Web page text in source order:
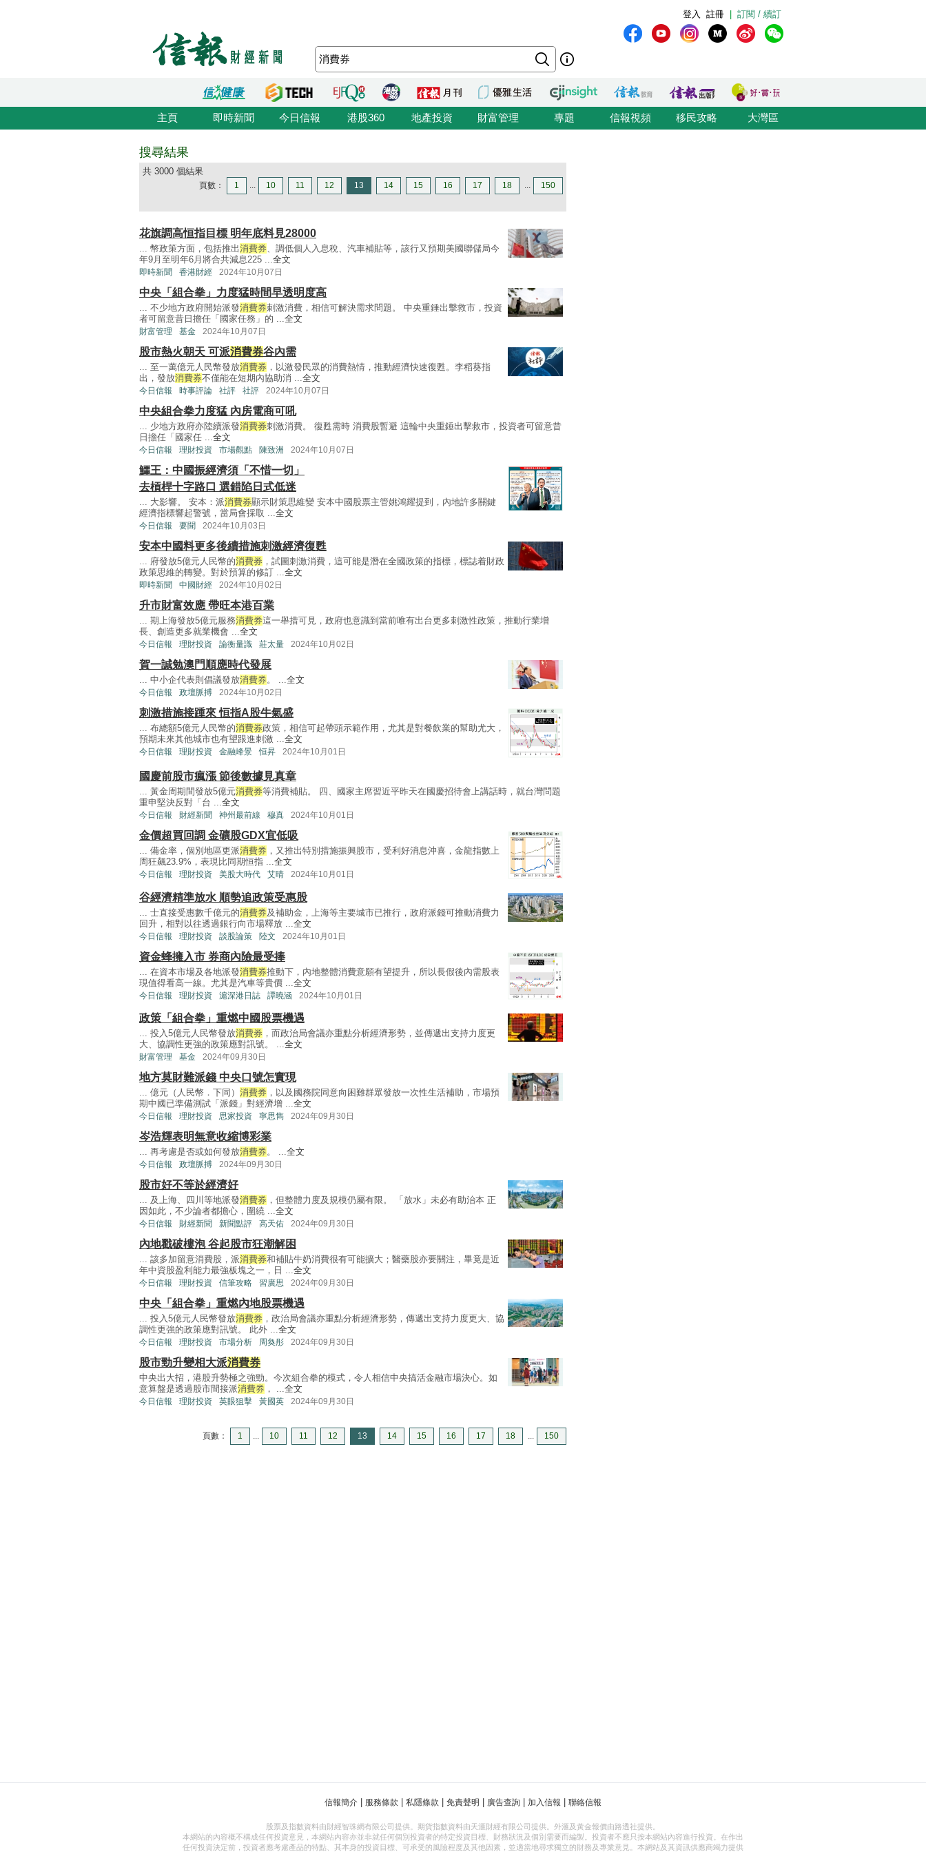
訂閱 / 續訂
註冊
登入
主頁 即時新聞 今日信報 港股360 地產投資 財富管理 專題 信報視頻 移民攻略 大灣區
搜尋結果
共 3000 個結果
頁數： 1 ... 10 11 12 13 14 15 16 17 18 ... 150
花旗調高恒指目標 明年底料見28000
... 幣政策方面，包括推出消費券、調低個人入息稅、汽車補貼等，該行又預期美國聯儲局今
年9月至明年6月將合共減息225 ...全文
即時新聞 香港財經 2024年10月07日
中央「組合拳」力度猛時間早透明度高
... 不少地方政府開始派發消費券刺激消費，相信可解決需求問題。 中央重錘出擊救市，投資
者可留意昔日擔任「國家任務」的 ...全文
財富管理 基金 2024年10月07日
股市熱火朝天 可派消費券谷內需
... 至一萬億元人民幣發放消費券 ，以激發民眾的消費熱情，推動經濟快速復甦。李稻葵指
出，發放消費券不僅能在短期內協助消 ...全文
今日信報 時事評論 社評 社評 2024年10月07日
中央組合拳力度猛 內房電商可吼
... 少地方政府亦陸續派發消費券刺激消費。 復甦需時 消費股暫避 這輪中央重錘出擊救市，投資者可留意昔
日擔任「國家任 ...全文
今日信報 理財投資 市場觀點 陳致洲 2024年10月07日
鱷王：中國振經濟須「不惜一切」
去槓桿十字路口 選錯陷日式低迷
... 大影響。 安本：派消費券顯示財策思維變 安本中國股票主管姚鴻耀提到，內地許多關鍵
經濟指標響起警號，當局會採取 ...全文
今日信報 要聞 2024年10月03日
安本中國料更多後續措施刺激經濟復甦
... 府發放5億元人民幣的消費券 ，試圖刺激消費，這可能是潛在全國政策的指標，標誌着財政
政策思維的轉變。對於預算的修訂 ...全文
即時新聞 中國財經 2024年10月02日
升市財富效應 帶旺本港百業
... 期上海發放5億元服務消費券這一舉措可見，政府也意識到當前唯有出台更多刺激性政策，推動行業增
長、創造更多就業機會 ...全文
今日信報 理財投資 論衡量識 莊太量 2024年10月02日
賀一誠勉澳門順應時代發展
... 中小企代表則倡議發放消費券。 ...全文
今日信報 政壇脈搏 2024年10月02日
刺激措施接踵來 恒指A股牛氣盛
... 布總額5億元人民幣的消費券政策，相信可起帶頭示範作用，尤其是對餐飲業的幫助尤大，
預期未來其他城市也有望跟進刺激 ...全文
今日信報 理財投資 金融峰景 恒昇 2024年10月01日
國慶前股市瘋漲 節後數據見真章
... 黃金周期間發放5億元消費券等消費補貼。 四、國家主席習近平昨天在國慶招待會上講話時，就台灣問題
重申堅決反對「台 ...全文
今日信報 財經新聞 神州最前線 穆真 2024年10月01日
金價超買回調 金礦股GDX宜低吸
... 備金率，個別地區更派消費券 ，又推出特別措施振興股市，受利好消息沖喜，金龍指數上
周狂飆23.9%，表現比同期恒指 ...全文
今日信報 理財投資 美股大時代 艾晴 2024年10月01日
谷經濟精準放水 順勢追政策受惠股
... 士直接受惠數千億元的消費券及補助金，上海等主要城市已推行，政府派錢可推動消費力
回升，相對以往透過銀行向市場釋放 ...全文
今日信報 理財投資 談股論策 陸文 2024年10月01日
資金蜂擁入市 券商內險最受捧
... 在資本市場及各地派發消費券推動下，內地整體消費意願有望提升，所以長假後內需股表
現值得看高一線。尤其是汽車等貴價 ...全文
今日信報 理財投資 滬深港日誌 譚曉涵 2024年10月01日
政策「組合拳」重燃中國股票機遇
... 投入5億元人民幣發放消費券 ，而政治局會議亦重點分析經濟形勢，並傳遞出支持力度更
大、協調性更強的政策應對訊號。 ... 全文
財富管理 基金 2024年09月30日
地方莫財難派錢 中央口號怎實現
... 億元（人民幣．下同） 消費券 ，以及國務院同意向困難群眾發放一次性生活補助，市場預
期中國已準備測試「派錢」對經濟增 ... 全文
今日信報 理財投資 思家投資 寧思雋 2024年09月30日
岑浩輝表明無意收縮博彩業
... 再考慮是否或如何發放消費券 。 ... 全文
今日信報 政壇脈搏 2024年09月30日
股市好不等於經濟好
... 及上海、四川等地派發消費券 ，但整體力度及規模仍屬有限。 「放水」未必有助治本 正
因如此，不少論者都擔心，圍繞 ... 全文
今日信報 財經新聞 新聞點評 高天佑 2024年09月30日
內地戳破樓泡 谷起股市狂潮解困
... 該多加留意消費股，派消費券和補貼牛奶消費很有可能擴大；醫藥股亦要關注，畢竟是近
年中資股盈利能力最強板塊之一，日 ... 全文
今日信報 理財投資 信筆攻略 習廣思 2024年09月30日
中央「組合拳」重燃內地股票機遇
... 投入5億元人民幣發放消費券 ，政治局會議亦重點分析經濟形勢，傳遞出支持力度更大、協
調性更強的政策應對訊號。 此外 ... 全文
今日信報 理財投資 市場分析 周奐彤 2024年09月30日
股市勁升變相大派消費券
中央出大招，港股升勢極之強勁。今次組合拳的模式，令人相信中央搞活金融市場決心。如
意算盤是透過股市間接派消費券 ， ... 全文
今日信報 理財投資 英眼狙擊 黃國英 2024年09月30日
頁數： 1 10 11 12 13 14 15 16 17 18 150
信報簡介 | 服務條款 | 私隱條款 | 免責聲明 | 廣告查詢 | 加入信報 | 聯絡信報
股票及指數資料由財經智珠網有限公司提供。期貨指數資料由天滙財經有限公司提供。外滙及黃金報價由路透社提供。
本網站的內容概不構成任何投資意見，本網站內容亦並非就任何個別投資者的特定投資目標、財務狀況及個別需要而編製。投資者不應只按本網站內容進行投資。在作出
任何投資決定前，投資者應考慮產品的特點、其本身的投資目標、可承受的風險程度及其他因素，並適當地尋求獨立的財務及專業意見。本網站及其資訊供應商竭力提供